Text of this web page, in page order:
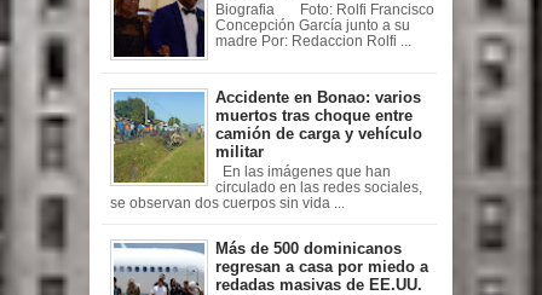
Biografia Foto: Rolfi Francisco
Concepción García junto a su
madre Por: Redaccion Rolfi ...
Accidente en Bonao: varios
muertos tras choque entre
camión de carga y vehículo
militar
En las imágenes que han
circulado en las redes sociales,
se observan dos cuerpos sin vida ...
Más de 500 dominicanos
regresan a casa por miedo a
redadas masivas de EE.UU.